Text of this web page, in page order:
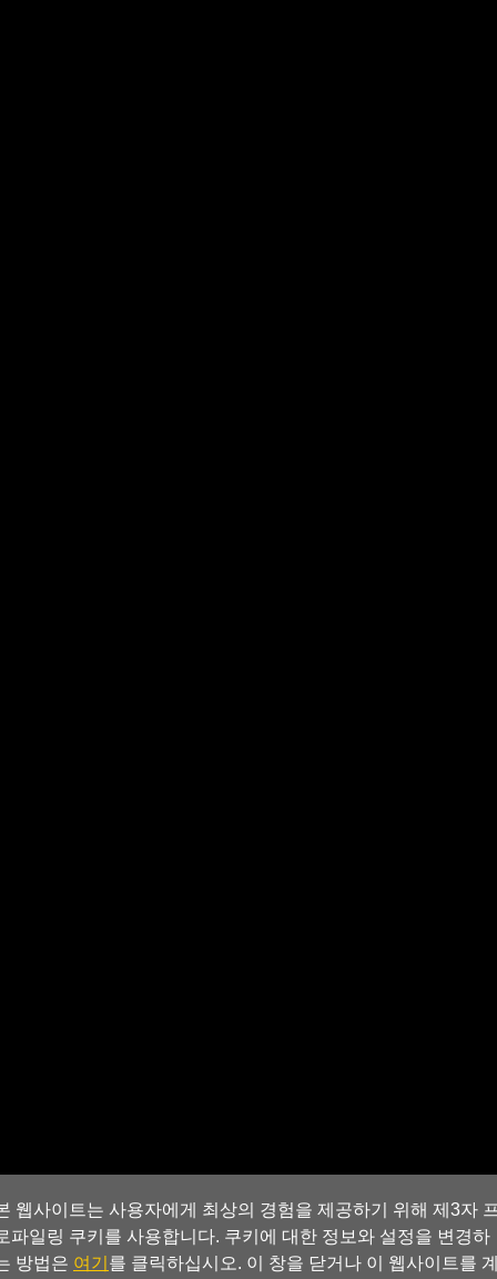
웹사이트는 사용자에게 최상의 경험을 제공하기 위해 제3자
파일링 쿠키를 사용합니다. 쿠키에 대한 정보와 설정을 변경하
방법은 여기 를 클릭하십시오. 이 창을 닫거나 이 웹사이트를